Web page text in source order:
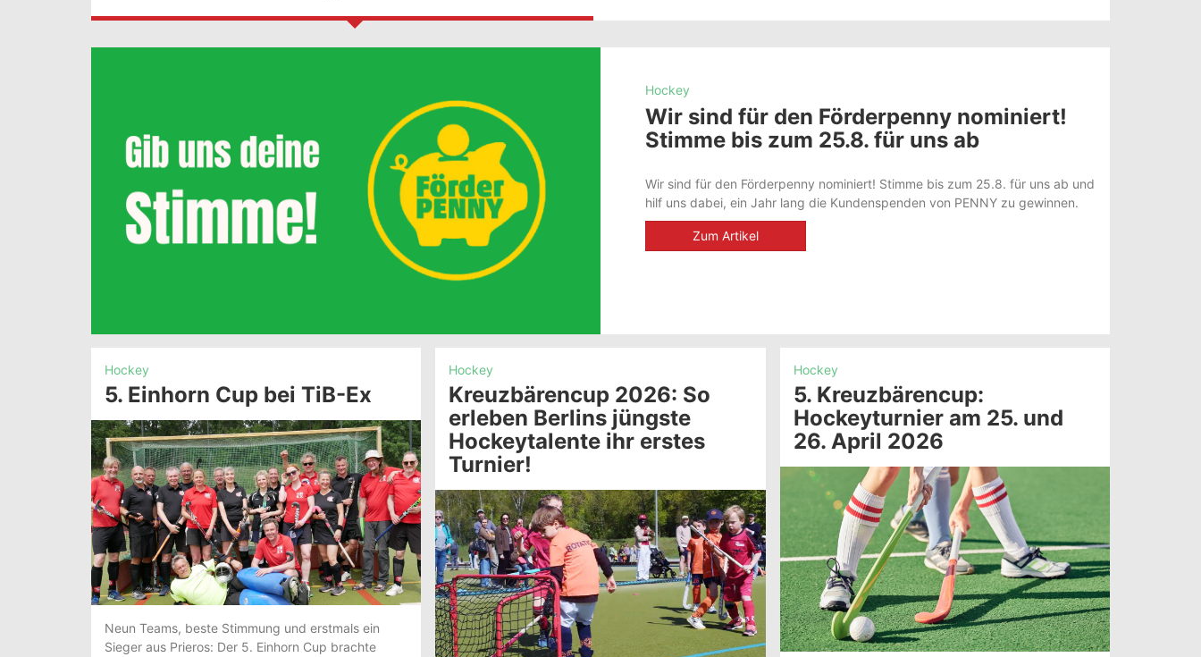
Hockey
Wir sind für den Förderpenny nominiert!
Stimme bis zum 25.8. für uns ab
Wir sind für den Förderpenny nominiert! Stimme bis zum 25.8. für uns ab und
hilf uns dabei, ein Jahr lang die Kundenspenden von PENNY zu gewinnen.
Zum Artikel
Hockey
5. Einhorn Cup bei TiB-Ex
Neun Teams, beste Stimmung und erstmals ein
Sieger aus Prieros: Der 5. Einhorn Cup brachte
Hockey
Kreuzbärencup 2026: So
erleben Berlins jüngste
Hockeytalente ihr erstes
Turnier!
Hockey
5. Kreuzbärencup:
Hockeyturnier am 25. und
26. April 2026